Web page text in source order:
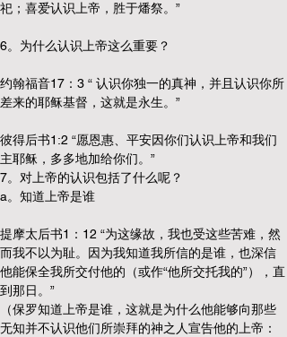
祀；喜爱认识上帝，胜于燔祭。”
6。为什么认识上帝这么重要？
约翰福音17：3 “ 认识你独一的真神，并且认识你所
差来的耶稣基督，这就是永生。”
彼得后书1:2 “愿恩惠、平安因你们认识上帝和我们
主耶稣，多多地加给你们。”
7。对上帝的认识包括了什么呢？
a。知道上帝是谁
提摩太后书1：12 “为这缘故，我也受这些苦难，然
而我不以为耻。因为我知道我所信的是谁，也深信
他能保全我所交付他的（或作“他所交托我的”），直
到那日。”
（保罗知道上帝是谁，这就是为什么他能够向那些
无知并不认识他们所崇拜的神之人宣告他的上帝：